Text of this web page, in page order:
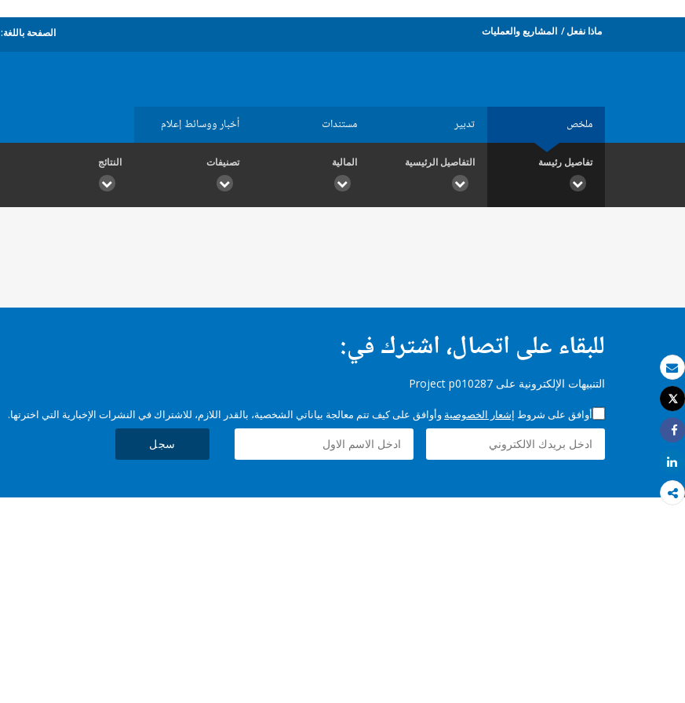
بريد الكتروني
طباعة
Tweet
Share
Share
ماذا نفعل المشاريع والعمليات الصفحة باللغة:
ملخص تدبير مستندات أخبار ووسائط إعلام
تفاصيل رئيسة التفاصيل الرئيسية المالية تصنيفات النتائج
للبقاء على اتصال، اشترك في:
التنبيهات الإلكترونية على Project p010287
أوافق على شروط إشعار الخصوصية وأوافق على كيف تتم معالجة بياناتي الشخصية، بالقدر اللازم، للاشتراك في النشرات الإخبارية التي اخترتها.
سجل